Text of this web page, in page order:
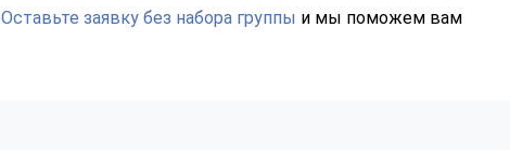
Оставьте заявку без набора группы и мы поможем вам